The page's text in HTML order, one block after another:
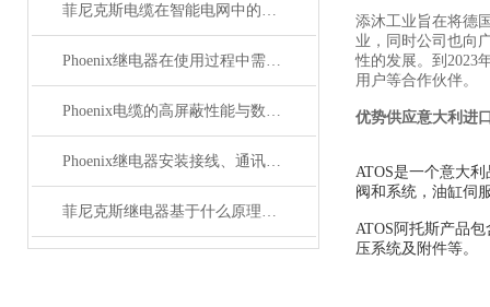
菲尼克斯电缆在智能电网中的应用
Phoenix继电器在使用过程中需要注意哪些事项？
Phoenix电缆的高屏蔽性能与数据传输优势
Phoenix继电器安装接线、通讯集成与故障诊断指南
菲尼克斯继电器基于什么原理工作？
添沐工业旨在将德
业，同时公司也向
性的发展。到2023
用户等合作伙伴。
优势供应意大利进
ATOS是一个意大
阀和系统，油缸伺
ATOS阿托斯产品
压系统及附件等。